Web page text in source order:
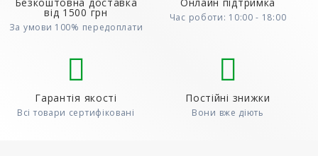
від 1500 грн
За умови 100% передоплати
Час роботи: 10:00 - 18:00
Гарантія якості
Всі товари сертифіковані
Постійні знижки
Вони вже діють